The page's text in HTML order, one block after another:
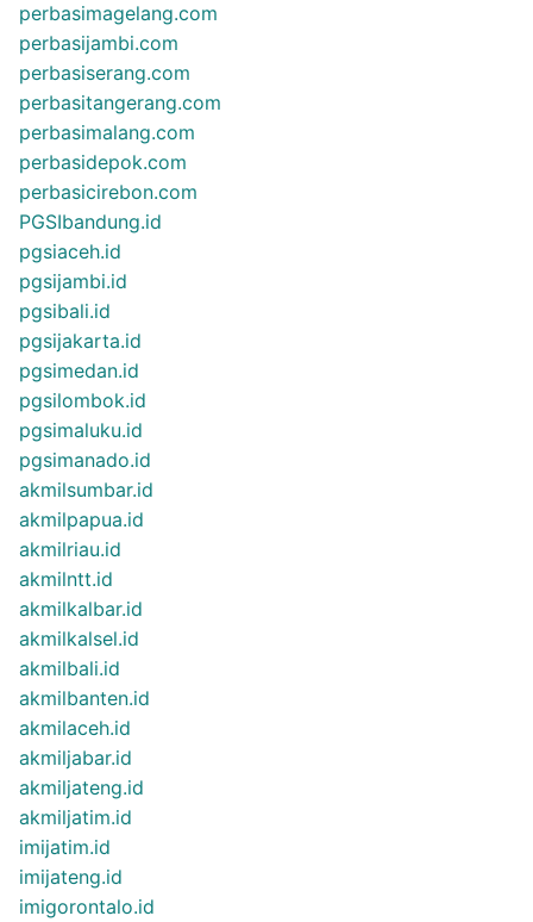
perbasimagelang.com
perbasijambi.com
perbasiserang.com
perbasitangerang.com
perbasimalang.com
perbasidepok.com
perbasicirebon.com
PGSIbandung.id
pgsiaceh.id
pgsijambi.id
pgsibali.id
pgsijakarta.id
pgsimedan.id
pgsilombok.id
pgsimaluku.id
pgsimanado.id
akmilsumbar.id
akmilpapua.id
akmilriau.id
akmilntt.id
akmilkalbar.id
akmilkalsel.id
akmilbali.id
akmilbanten.id
akmilaceh.id
akmiljabar.id
akmiljateng.id
akmiljatim.id
imijatim.id
imijateng.id
imigorontalo.id